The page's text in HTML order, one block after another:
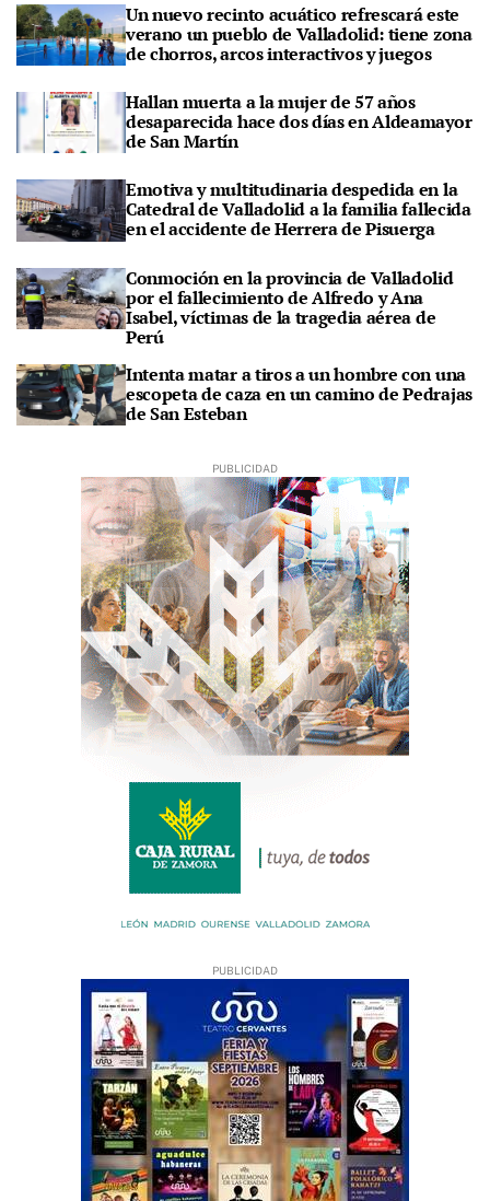
Un nuevo recinto acuático refrescará este
verano un pueblo de Valladolid: tiene zona
de chorros, arcos interactivos y juegos
Hallan muerta a la mujer de 57 años
desaparecida hace dos días en Aldeamayor
de San Martín
Emotiva y multitudinaria despedida en la
Catedral de Valladolid a la familia fallecida
en el accidente de Herrera de Pisuerga
Conmoción en la provincia de Valladolid
por el fallecimiento de Alfredo y Ana
Isabel, víctimas de la tragedia aérea de
Perú
Intenta matar a tiros a un hombre con una
escopeta de caza en un camino de Pedrajas
de San Esteban